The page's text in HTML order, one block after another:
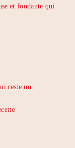
et fondante qui
reste un